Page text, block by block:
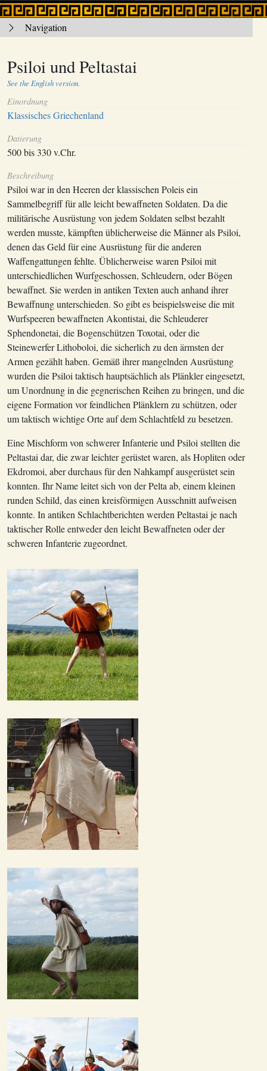
Navigation
Psiloi und Peltastai
See the English version.
Einordnung
Klassisches Griechenland
Datierung
500 bis 330 v.Chr.
Beschreibung
Psiloi war in den Heeren der klassischen Poleis ein
Sammelbegriff für alle leicht bewaffneten Soldaten. Da die
militärische Ausrüstung von jedem Soldaten selbst bezahlt
werden musste, kämpften üblicherweise die Männer als Psiloi,
denen das Geld für eine Ausrüstung für die anderen
Waffengattungen fehlte. Üblicherweise waren Psiloi mit
unterschiedlichen Wurfgeschossen, Schleudern, oder Bögen
bewaffnet. Sie werden in antiken Texten auch anhand ihrer
Bewaffnung unterschieden. So gibt es beispielsweise die mit
Wurfspeeren bewaffneten Akontistai, die Schleuderer
Sphendonetai, die Bogenschützen Toxotai, oder die
Steinewerfer Lithoboloi, die sicherlich zu den ärmsten der
Armen gezählt haben. Gemäß ihrer mangelnden Ausrüstung
wurden die Psiloi taktisch hauptsächlich als Plänkler eingesetzt,
um Unordnung in die gegnerischen Reihen zu bringen, und die
eigene Formation vor feindlichen Plänklern zu schützen, oder
um taktisch wichtige Orte auf dem Schlachtfeld zu besetzen.
Eine Mischform von schwerer Infanterie und Psiloi stellten die
Peltastai dar, die zwar leichter gerüstet waren, als Hopliten oder
Ekdromoi, aber durchaus für den Nahkampf ausgerüstet sein
konnten. Ihr Name leitet sich von der Pelta ab, einem kleinen
runden Schild, das einen kreisförmigen Ausschnitt aufweisen
konnte. In antiken Schlachtberichten werden Peltastai je nach
taktischer Rolle entweder den leicht Bewaffneten oder der
schweren Infanterie zugeordnet.